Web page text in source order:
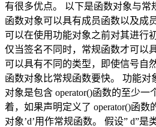
有很多优点。 以下是函数对象与常
函数对象可以具有成员函数以及成
可以在使用功能对象之前对其进行
仅当签名不同时，常规函数才可以
可以具有不同的类型，即使信号自
函数对象比常规函数要快。
功能对
对象是包含 operator()函数的至少
着，如果声明定义了 operator()函数
对象’d’用作常规函数。 假设” d”是